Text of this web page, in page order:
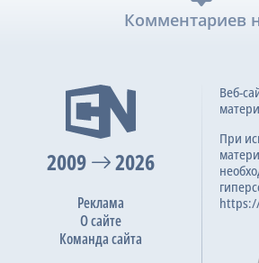
Комментариев
2009 2026
Реклама
О сайте
Команда сайта
Веб-
При